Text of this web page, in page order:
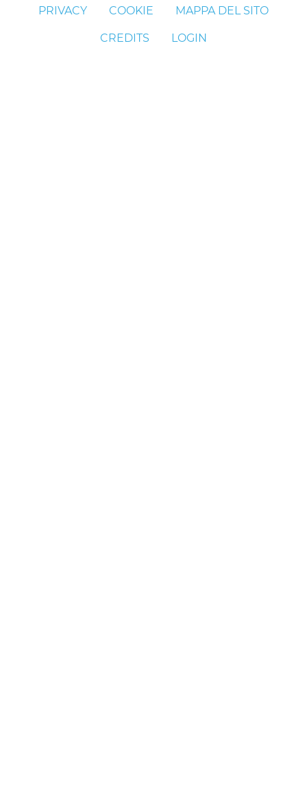
PRIVACY COOKIE MAPPA DEL SITO
CREDITS LOGIN